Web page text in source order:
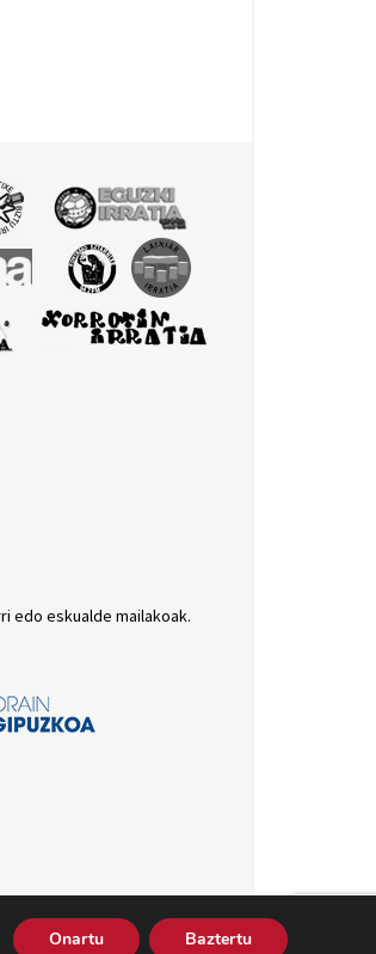
edo eskualde mailakoak.
Cookie politika Harremana
Onartu Baztertu